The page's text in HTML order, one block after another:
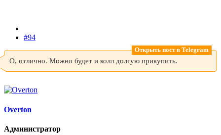
#94
Открыть пост в Telegram
О, отлично. Можно будет и колл долгую прикупить.
Overton
Администратор